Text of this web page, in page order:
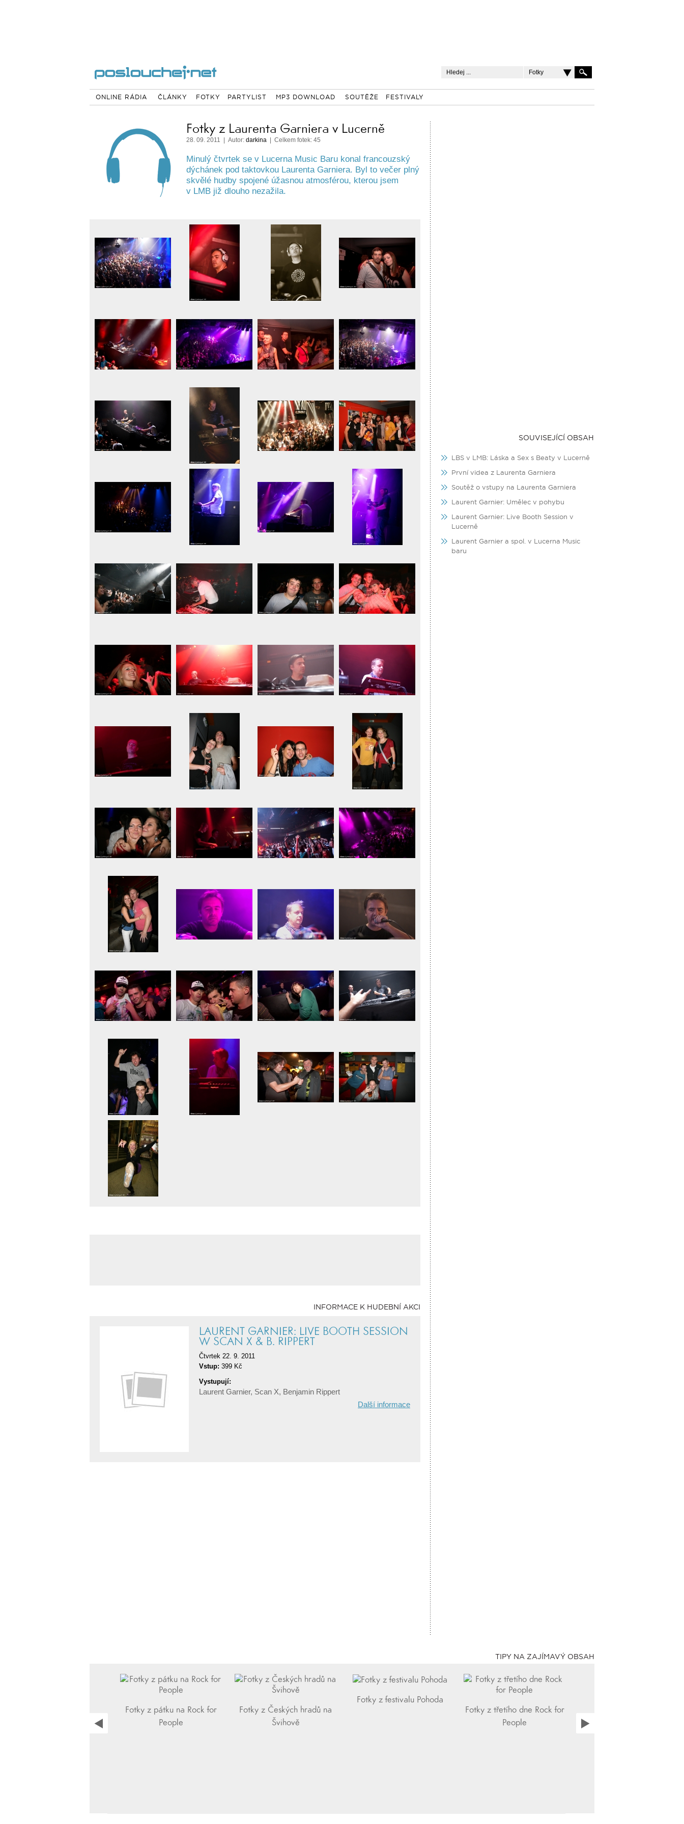
Fotky
ONLINE RÁDIA ČLÁNKY FOTKY PARTYLIST MP3 DOWNLOAD SOUTĚŽE FESTIVALY
Fotky z Laurenta Garniera v Lucerně
28. 09. 2011 | Autor: darkina | Celkem fotek: 45
Minulý čtvrtek se v Lucerna Music Baru konal francouzský
dýchánek pod taktovkou Laurenta Garniera. Byl to večer plný
skvělé hudby spojené úžasnou atmosférou, kterou jsem
v LMB již dlouho nezažila.
INFORMACE K HUDEBNÍ AKCI
LAURENT GARNIER: LIVE BOOTH SESSION
W SCAN X & B. RIPPERT
Čtvrtek 22. 9. 2011
Vstup: 399 Kč
Vystupují:
Laurent Garnier, Scan X, Benjamin Rippert
Další informace
SOUVISEJÍCÍ OBSAH
LBS v LMB: Láska a Sex s Beaty v Lucerně
První videa z Laurenta Garniera
Soutěž o vstupy na Laurenta Garniera
Laurent Garnier: Umělec v pohybu
Laurent Garnier: Live Booth Session v
Lucerně
Laurent Garnier a spol. v Lucerna Music
baru
TIPY NA ZAJÍMAVÝ OBSAH
Fotky z pátku na Rock for
People
Fotky z Českých hradů na
Švihově
Fotky z festivalu Pohoda
Fotky z třetího dne Rock for
People